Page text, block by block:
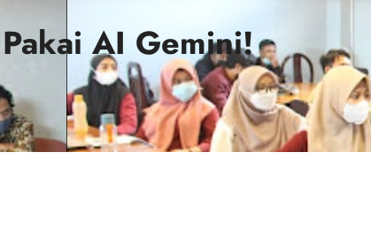
AI Gemini!